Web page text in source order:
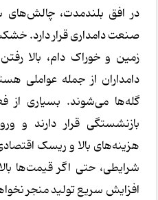
در افق بلندمدت،
صنعت دامداری قرار دارد.
زمین و خوراک دام، بالا
دامداران از جمله عواملی
گله‌ها می‌شوند. بسیاری از
بازنشستگی قرار دارند و
هزینه‌های بالا و ریسک
شرایطی، حتی اگر قیمت‌ها
افزایش سریع تولید منجر